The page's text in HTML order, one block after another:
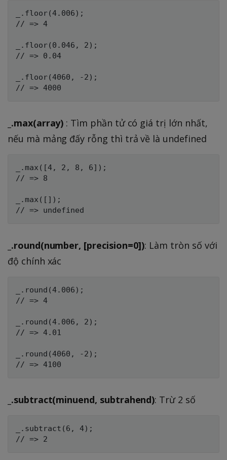
_.floor(4.006);
// => 4
_.floor(0.046, 2);
// => 0.04
_.floor(4060, -2);
_.max(array) : Tìm phần tử có giá trị lớn nhất,
nếu mà mảng đấy rỗng thì trả về là undefined
_.max([4, 2, 8, 6]);
// => 8
_.max([]);
_.round(number, [precision=0]): Làm tròn số với
độ chính xác
_.round(4.006);
// => 4
_.round(4.006, 2);
// => 4.01
_.round(4060, -2);
_.subtract(minuend, subtrahend): Trừ 2 số
_.subtract(6, 4);